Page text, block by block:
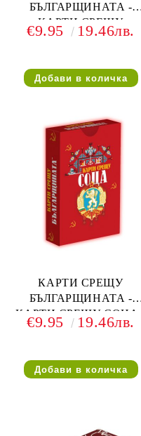
БЪЛГАРЩИНАТА -
КАРТИ СРЕЩУ
ДЖЕНДЪРЩИНАТА -
€9.95 19.46лв.
КАРТИ СРЕЩУ
БЪЛГАРЩИНАТА -
КАРТИ СРЕЩУ СОЦА -
РАЗШИРЕНИЕ
€9.95 19.46лв.